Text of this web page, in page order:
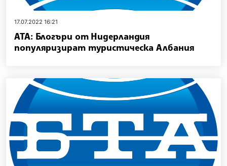
17.07.2022 16:21
АТА: Блогъри от Нидерландия
популяризират туристическа Албания